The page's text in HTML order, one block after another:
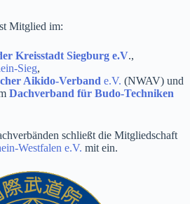
Mitglied im:
Kreisstadt Siegburg e.V.,
Sieg,
Aikido-Verband e.V. (NWAV) und
Dachverband für Budo-Techniken
schließt die Mitgliedschaft
Westfalen e.V. mit ein.